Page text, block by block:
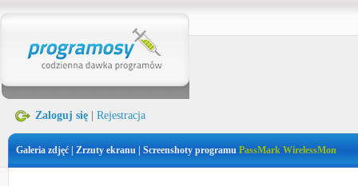
Zaloguj się Rejestracja
Galeria zdjęć | Zrzuty ekranu | Screenshoty programu PassMark WirelessMon